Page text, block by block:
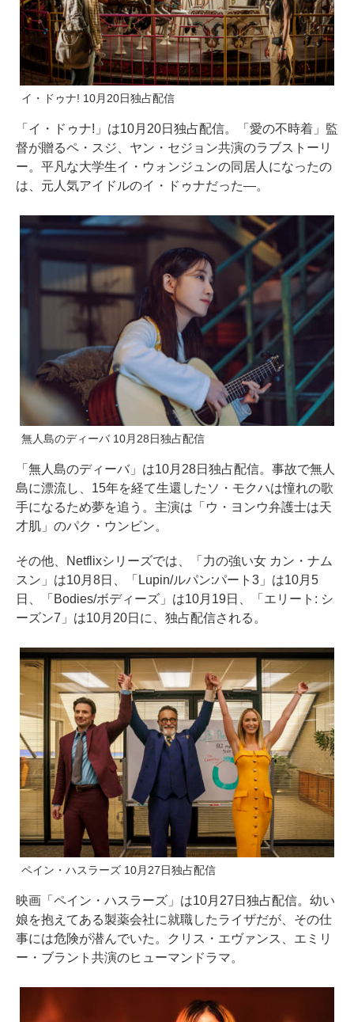
イ・ドゥナ! 10月20日独占配信
「イ・ドゥナ!」は10月20日独占配信。「愛の不時着」監
督が贈るペ・スジ、ヤン・セジョン共演のラブストーリ
ー。平凡な大学生イ・ウォンジュンの同居人になったの
は、元人気アイドルのイ・ドゥナだった―。
無人島のディーバ 10月28日独占配信
「無人島のディーバ」は10月28日独占配信。事故で無人
島に漂流し、15年を経て生還したソ・モクハは憧れの歌
手になるため夢を追う。主演は「ウ・ヨンウ弁護士は天
才肌」のパク・ウンビン。
その他、Netflixシリーズでは、「力の強い女 カン・ナム
スン」は10月8日、「Lupin/ルパン:パート3」は10月5
日、「Bodies/ボディーズ」は10月19日、「エリート: シ
ーズン7」は10月20日に、独占配信される。
ペイン・ハスラーズ 10月27日独占配信
映画「ペイン・ハスラーズ」は10月27日独占配信。幼い
娘を抱えてある製薬会社に就職したライザだが、その仕
事には危険が潜んでいた。クリス・エヴァンス、エミリ
ー・ブラント共演のヒューマンドラマ。